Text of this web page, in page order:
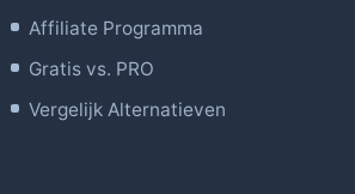
Affiliate Programma
Gratis vs. PRO
Vergelijk Alternatieven